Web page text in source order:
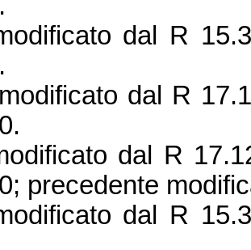
dal R
dal R
dal R
precedente
dal R